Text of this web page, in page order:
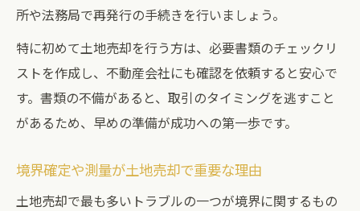
所や法務局で再発行の手続きを行いましょう。
特に初めて土地売却を行う方は、必要書類のチェックリ
ストを作成し、不動産会社にも確認を依頼すると安心で
す。書類の不備があると、取引のタイミングを逃すこと
があるため、早めの準備が成功への第一歩です。
境界確定や測量が土地売却で重要な理由
土地売却で最も多いトラブルの一つが境界に関するもの